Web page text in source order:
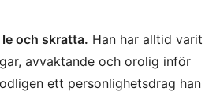
och skratta. Han har alltid varit
avvaktande och orolig inför
ett personlighetsdrag han